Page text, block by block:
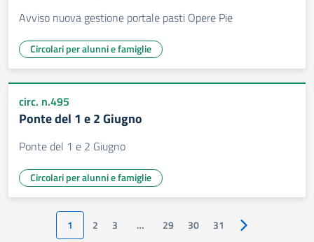
Avviso nuova gestione portale pasti Opere Pie
Circolari per alunni e famiglie
circ. n.495
Ponte del 1 e 2 Giugno
Ponte del 1 e 2 Giugno
Circolari per alunni e famiglie
1 2 3 … 29 30 31 Pagina